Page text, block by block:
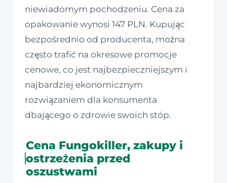
niewiadomym pochodzeniu. Cena za
opakowanie wynosi 147 PLN. Kupując
bezpośrednio od producenta, można
często trafić na okresowe promocje
cenowe, co jest najbezpieczniejszym i
najbardziej ekonomicznym
rozwiązaniem dla konsumenta
dbającego o zdrowie swoich stóp.
Cena Fungokiller, zakupy i
ostrzeżenia przed
oszustwami